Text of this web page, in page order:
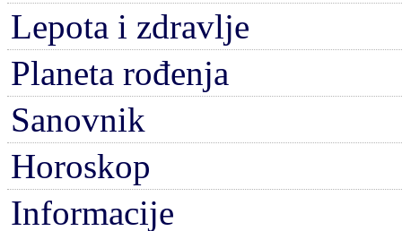
Lepota i zdravlje
Planeta rođenja
Sanovnik
Horoskop
Informacije